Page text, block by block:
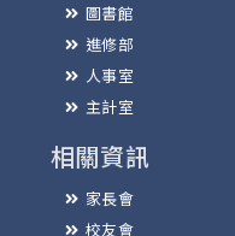
圖書館
進修部
人事室
主計室
相關資訊
家長會
校友會